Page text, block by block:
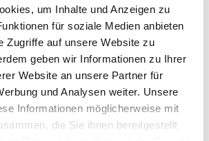
um Inhalte und Anzeigen zu
für soziale Medien anbieten
Zugriffe auf unsere Website zu
geben wir Informationen zu Ihrer
Website an unsere Partner für
und Analysen weiter. Unsere
Informationen möglicherweise mit
die Sie ihnen bereitgestellt